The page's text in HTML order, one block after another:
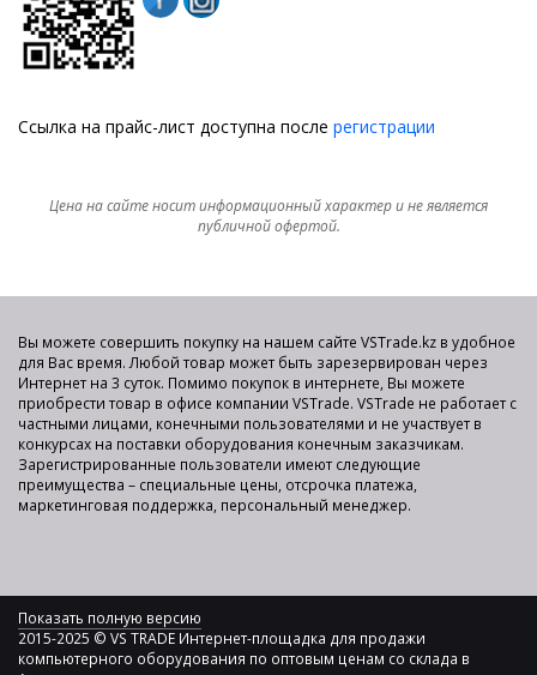
Ссылка на прайс-лист доступна после регистрации
Цена на сайте носит информационный характер и не является
публичной офертой.
Вы можете совершить покупку на нашем сайте VSTrade.kz в удобное
для Вас время. Любой товар может быть зарезервирован через
Интернет на 3 суток. Помимо покупок в интернете, Вы можете
приобрести товар в офисе компании VSTrade. VSTrade не работает с
частными лицами, конечными пользователями и не участвует в
конкурсах на поставки оборудования конечным заказчикам.
Зарегистрированные пользователи имеют следующие
преимущества – специальные цены, отсрочка платежа,
маркетинговая поддержка, персональный менеджер.
Показать полную версию
2015-2025 © VS TRADE Интернет-площадка для продажи
компьютерного оборудования по оптовым ценам со склада в